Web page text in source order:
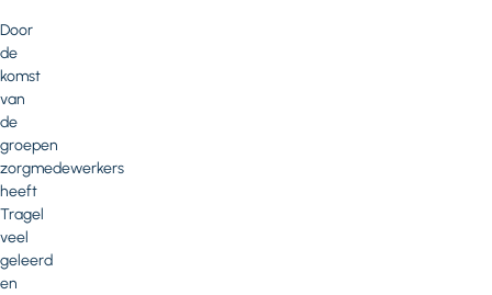
Door
de
komst
van
de
groepen
zorgmedewerkers
heeft
Tragel
veel
geleerd
en